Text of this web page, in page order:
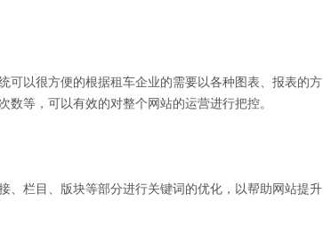
可以很方便的根据租车企业的需要以各种图表、报表的方
等，可以有效的对整个网站的运营进行把控。
、栏目、版块等部分进行关键词的优化，以帮助网站提升